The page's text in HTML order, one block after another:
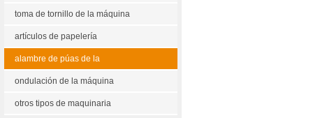
toma de tornillo de la máquina
artículos de papelería
maquinaria
alambre de púas de la
máquina
ondulación de la máquina
otros tipos de maquinaria